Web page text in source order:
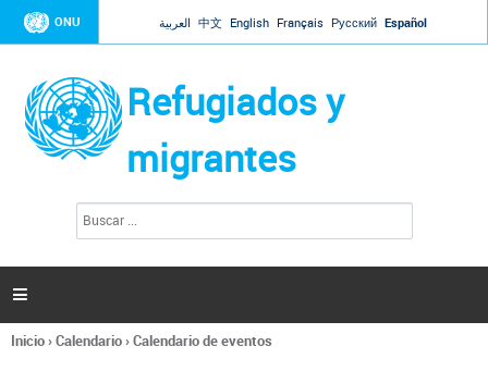
Jump to navigation
ONU العربية 中文 English Français Русский Español
Refugiados y
migrantes
l
s

Se
Inicio›Calendario›Calendario de eventos